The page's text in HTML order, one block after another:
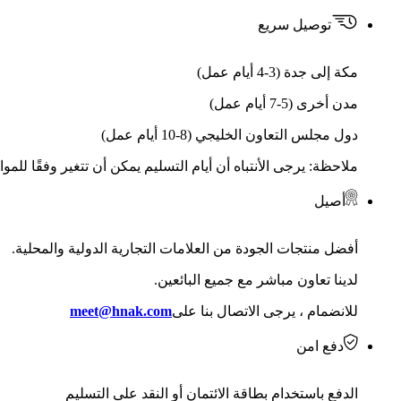
توصيل سريع
مكة إلى جدة (3-4 أيام عمل)
مدن أخرى (5-7 أيام عمل)
دول مجلس التعاون الخليجي (8-10 أيام عمل)
ملاحظة: يرجى الأنتباه أن أيام التسليم يمكن أن تتغير وفقًا
أصيل
أفضل منتجات الجودة من العلامات التجارية الدولية والمحلية.
لدينا تعاون مباشر مع جميع البائعين.
للانضمام ، يرجى الاتصال بنا علىmeet@hnak.com
دفع امن
الدفع باستخدام بطاقة الائتمان أو النقد على التسليم